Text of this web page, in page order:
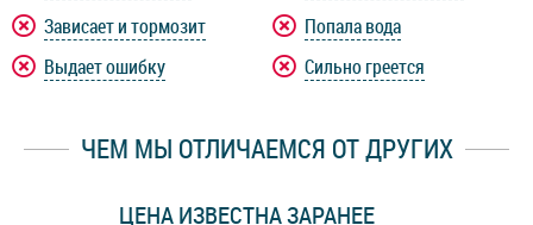
Зависает и тормозит
Выдает ошибку
Попала вода
Сильно греется
ЧЕМ МЫ ОТЛИЧАЕМСЯ ОТ ДРУГИХ
ЦЕНА ИЗВЕСТНА ЗАРАНЕЕ